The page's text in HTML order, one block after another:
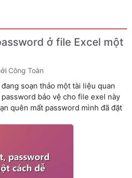
ở file Excel một
Công Toàn
soạn thảo một tài liệu quan
bảo vệ cho file exel này
quên mất password mình đã đặt